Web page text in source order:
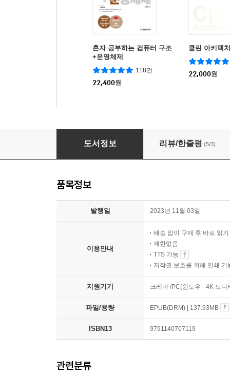
혼자 공부하는 컴퓨터 구조
+운영체제
118건
22,400원
클린 아키텍처
22,000원
AWS 교과서
도서정보 리뷰/한줄평 (5/3)
품목정보
발행일 2023년 11월 03일
이용안내
배송 없이 구매 후 바로 읽기
제한없음
TTS 가능
저작권 보호를 위해 인쇄 기
지원기기 크레마 /PC(윈도우 - 4K 모
파일/용량 EPUB(DRM) | 137.93MB
ISBN13 9791140707119
관련분류